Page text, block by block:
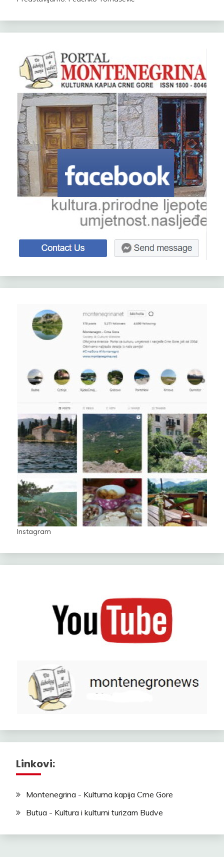
Instagram
Linkovi:
Montenegrina - Kulturna kapija Crne Gore
Butua - Kultura i kulturni turizam Budve